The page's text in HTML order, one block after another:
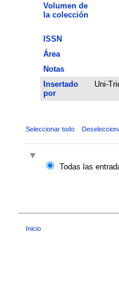
Volumen de
la colección
ISSN
Área
Notas
Insertado
por
Uni-
Seleccionar todo
Todas las
Inicio